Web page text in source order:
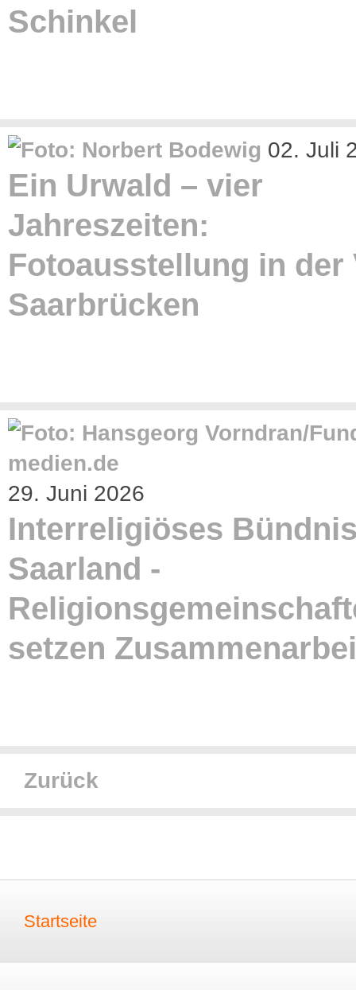
Schinkel
02. Juli
Ein Urwald – vier
Jahreszeiten:
Fotoausstellung in der
Saarbrücken
29. Juni 2026
Interreligiöses
Saarland -
setzen
Zurück
Startseite